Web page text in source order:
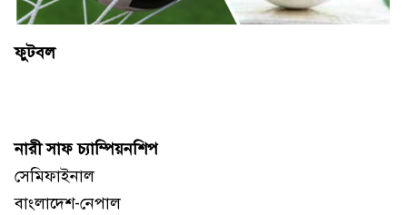
ফুটবল
নারী সাফ চ্যাম্পিয়নশিপ
সেমিফাইনাল
বাংলাদেশ-নেপাল